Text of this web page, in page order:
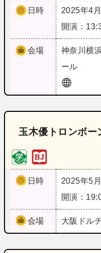
日時
2025年4
開演：
会場 神奈川横
ール
玉木優トロンボー
日時
2025年5
開演：
会場 大阪 ドル